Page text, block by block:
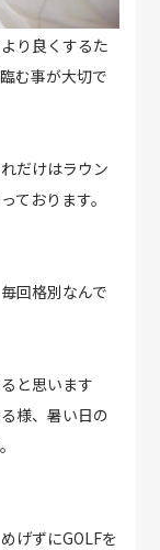
り良くするた
む事が大切で
だけはラウン
ております。
回格別なんで
と思います
様、暑い日の
げずにGOLFを